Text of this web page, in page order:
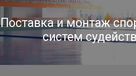
Поставка и монтаж
систем